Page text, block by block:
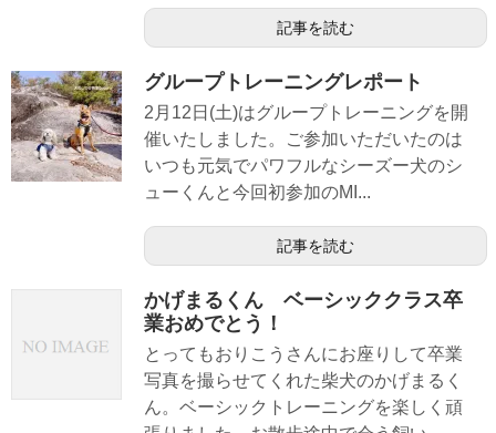
記事を読む
グループトレーニングレポート
2月12日(土)はグループトレーニングを開
催いたしました。ご参加いただいたのは
いつも元気でパワフルなシーズー犬のシ
ューくんと今回初参加のMI...
記事を読む
かげまるくん ベーシッククラス卒
業おめでとう！
とってもおりこうさんにお座りして卒業
写真を撮らせてくれた柴犬のかげまるく
ん。ベーシックトレーニングを楽しく頑